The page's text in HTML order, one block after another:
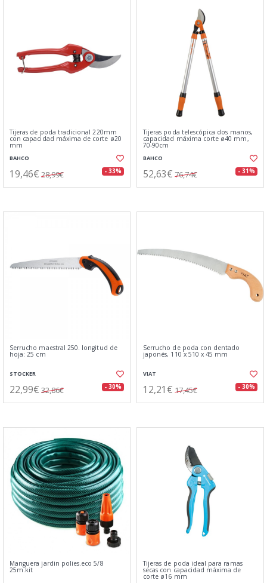
Tijeras de poda tradicional 220mm
con capacidad máxima de corte ø20
mm
BAHCO
19,46€ 28,99€ - 33%
Tijeras poda telescópica dos manos,
capacidad máxima corte ø40 mm,
70-90cm
BAHCO
52,63€ 76,74€ - 31%
Serrucho maestral 250. longitud de
hoja: 25 cm
STOCKER
22,99€ 32,86€ - 30%
Serrucho de poda con dentado
japonés, 110 x 510 x 45 mm
VIAT
12,21€ 17,45€ - 30%
Manguera jardin polies.eco 5/8
25m.kit
Tijeras de poda ideal para ramas
secas con capacidad máxima de
corte ø16 mm